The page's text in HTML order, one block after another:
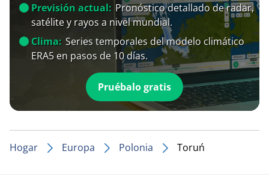
Previsión actual: Pronóstico detallado de radar,
satélite y rayos a nivel mundial.
Clima: Series temporales del modelo climático
ERA5 en pasos de 10 días.
Pruébalo gratis
Hogar Europa Polonia Toruń